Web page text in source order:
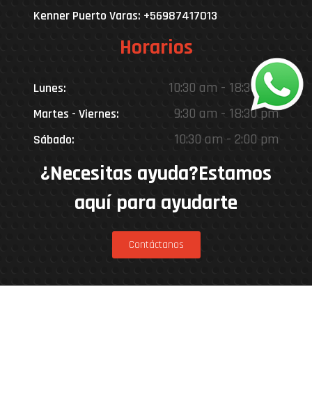
Kenner Puerto Varas: +56987417013
Horarios
Lunes: 10:30 am - 18:30 pm
Martes - Viernes: 9:30 am - 18:30 pm
Sábado: 10:30 am - 2:00 pm
¿Necesitas ayuda?Estamos
aquí para ayudarte
Contáctanos